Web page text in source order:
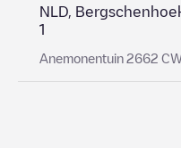
NLD,
1
Anemonentuin 2662